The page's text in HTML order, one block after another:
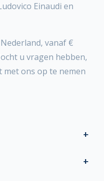
Einaudi en
vanaf €
u vragen hebben,
met ons op te nemen